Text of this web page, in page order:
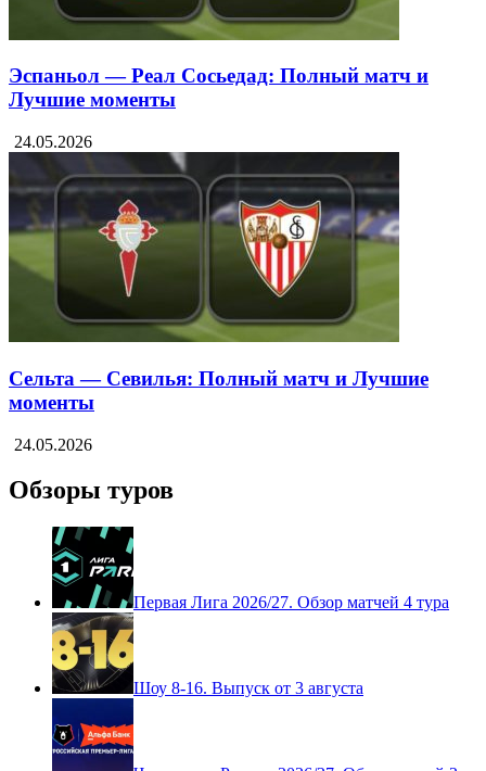
Эспаньол — Реал Сосьедад: Полный матч и
Лучшие моменты
24.05.2026
Сельта — Севилья: Полный матч и Лучшие
моменты
24.05.2026
Обзоры туров
Первая Лига 2026/27. Обзор матчей 4 тура
Шоу 8-16. Выпуск от 3 августа